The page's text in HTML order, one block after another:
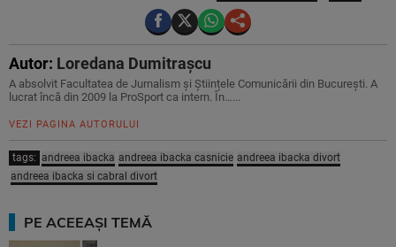
Autor: Loredana Dumitrașcu
A absolvit Facultatea de Jurnalism și Științele Comunicării din București. A
lucrat încă din 2009 la ProSport ca intern. În…...
VEZI PAGINA AUTORULUI
tags: andreea ibacka andreea ibacka casnicie andreea ibacka divort
andreea ibacka si cabral divort
PE ACEEAȘI TEMĂ